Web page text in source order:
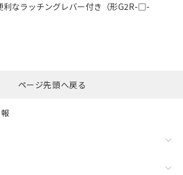
利なラッチングレバー付き（形G2R-□-
ページ先頭へ戻る